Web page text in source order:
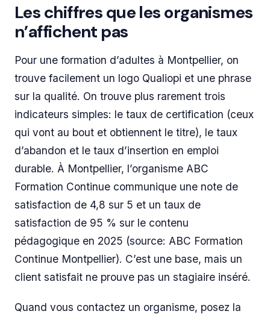
Les chiffres que les organismes
n’affichent pas
Pour une formation d’adultes à Montpellier, on
trouve facilement un logo Qualiopi et une phrase
sur la qualité. On trouve plus rarement trois
indicateurs simples: le taux de certification (ceux
qui vont au bout et obtiennent le titre), le taux
d’abandon et le taux d’insertion en emploi
durable. À Montpellier, l’organisme ABC
Formation Continue communique une note de
satisfaction de 4,8 sur 5 et un taux de
satisfaction de 95 % sur le contenu
pédagogique en 2025 (source: ABC Formation
Continue Montpellier). C’est une base, mais un
client satisfait ne prouve pas un stagiaire inséré.
Quand vous contactez un organisme, posez la